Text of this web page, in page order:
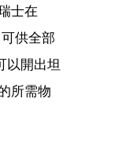
士在
供全部
以開出坦
所需物